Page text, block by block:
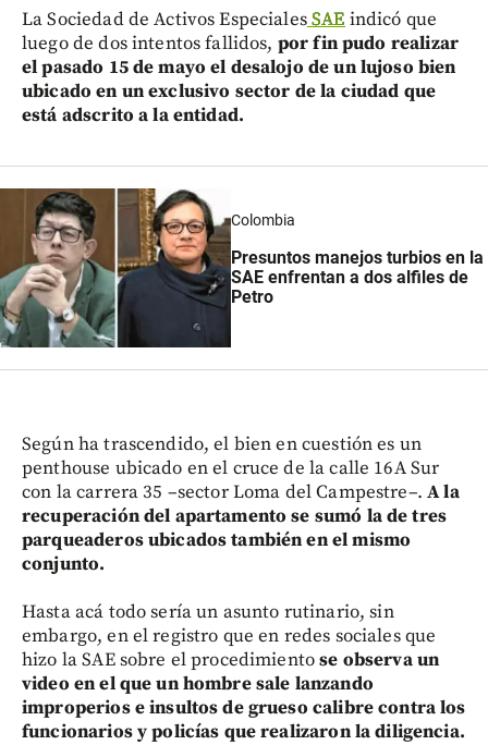
La Sociedad de Activos EspecialesSAE indicó que
luego de dos intentos fallidos, por fin pudo realizar
el pasado 15 de mayo el desalojo de un lujoso bien
ubicado en un exclusivo sector de la ciudad que
está adscrito a la entidad.
Colombia
Presuntos manejos turbios en la
SAE enfrentan a dos alfiles de
Petro
Según ha trascendido, el bien en cuestión es un
penthouse ubicado en el cruce de la calle 16A Sur
con la carrera 35 –sector Loma del Campestre–.A la
recuperación del apartamento se sumó la de tres
parqueaderos ubicados también en el mismo
conjunto.
Hasta acá todo sería un asunto rutinario, sin
embargo, en el registro que en redes sociales que
hizo la SAE sobre el procedimientose observa un
video en el que un hombre sale lanzando
improperios e insultos de grueso calibre contra los
funcionarios y policías que realizaron la diligencia.